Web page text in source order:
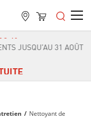
DE PLUS DE 99 $
JUSQU’AU 31 AOÛT
JUSQU’AU 31 AOÛT
/ Nettoyant de